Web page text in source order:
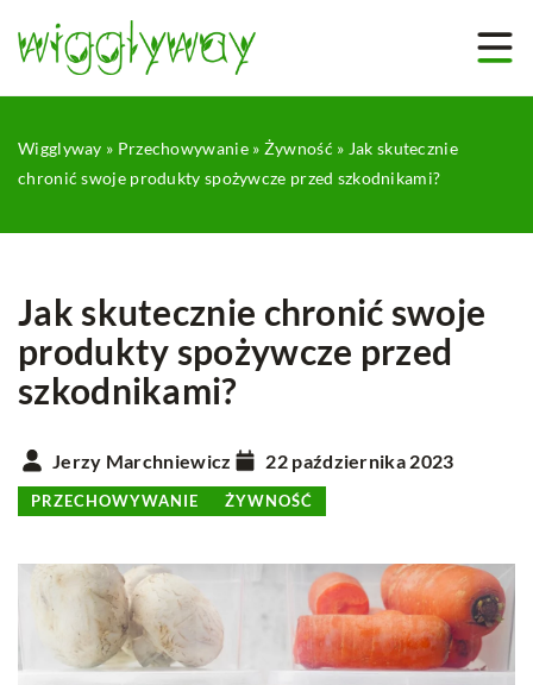
Wigglyway » Przechowywanie» Żywność » Jak skutecznie
chronić swoje produkty spożywcze przed szkodnikami?
Jak skutecznie chronić swoje
produkty spożywcze przed
szkodnikami?
Jerzy Marchniewicz 22 października 2023
PRZECHOWYWANIE ŻYWNOŚĆ